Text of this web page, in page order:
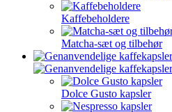
Kaffebeholdere
Matcha-sæt og tilbehør
Dolce Gusto kapsler